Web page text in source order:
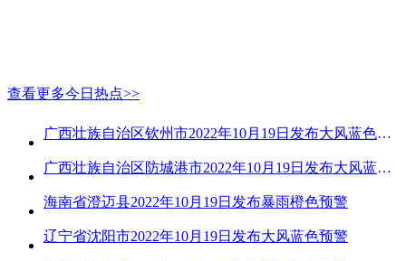
查看更多今日热点>>
广西壮族自治区钦州市2022年10月19日发布大风蓝色预警
广西壮族自治区防城港市2022年10月19日发布大风蓝色预警
海南省澄迈县2022年10月19日发布暴雨橙色预警
辽宁省沈阳市2022年10月19日发布大风蓝色预警